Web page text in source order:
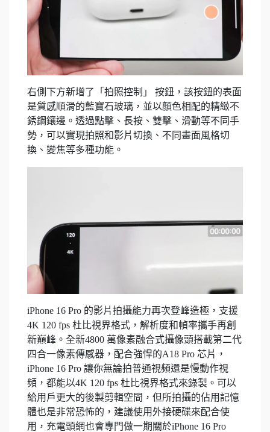
右側下方新增了「拍照控制」 按鈕，該按鈕的表面
是質感順滑的藍寶石玻璃，並以顏色相配的精緻不
銹鋼鑲邊。透過點擊、長按、雙擊、滑動等不同手
勢，可以實現拍照和影片切換、不同畫面風格切
換、變焦等多種功能。
iPhone 16 Pro 的影片拍攝能力再次登峰造極，支援
4K 120 fps 杜比視界格式，解析度和幀率攜手再創
新巔峰。全新4800 萬像素融合式攝像頭搭載第二代
四合一像素傳感器，配合強悍的A18 Pro 芯片，
iPhone 16 Pro 讓你無論拍普通視頻還是慢動作視
頻，都能以4K 120 fps 杜比視界格式來錄製。可以
給用戶更大的後製剪輯空間，但所拍攝的佔用記憶
體也是非常恐怖的，建議使用外接硬碟來配合使
用，充電頭網也會專門做一期關於iPhone 16 Pro